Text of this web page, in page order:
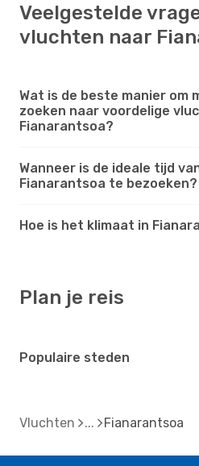
Veelgestelde
vluchten naar
Wat is de beste manier om
zoeken naar voordelige
Fianarantsoa?
Wanneer is de ideale tijd
Fianarantsoa te bezoeken?
Hoe is het klimaat in
Plan je reis
Populaire steden
Vluchten Fianarantsoa